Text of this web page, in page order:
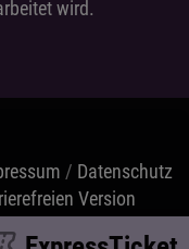
wird.
/ Datenschutz
Version